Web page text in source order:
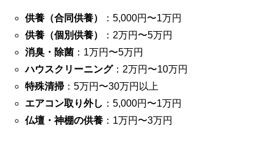
供養（合同供養）
：5,000円〜1万円
供養（個別供養）
：2万円〜5万円
消臭・除菌：1万円〜5万円
ハウスクリーニング：2万円〜10万円
特殊清掃：5万円〜30万円以上
エアコン取り外し ：5,000円〜1万円
仏壇・神棚の供養：1万円〜3万円